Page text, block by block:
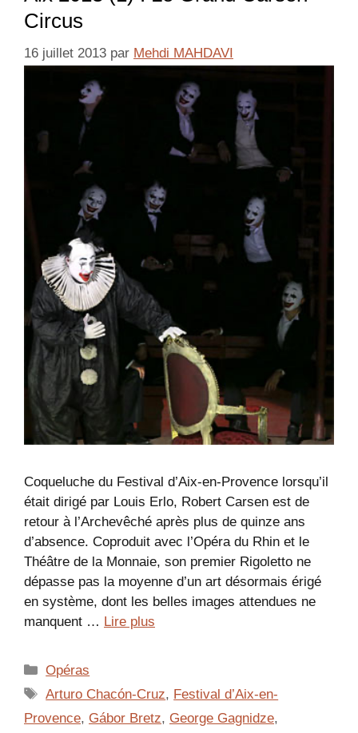
Circus
16 juillet 2013 par Mehdi MAHDAVI
Coqueluche du Festival d’Aix-en-Provence lorsqu’il
était dirigé par Louis Erlo, Robert Carsen est de
retour à l’Archevêché après plus de quinze ans
d’absence. Coproduit avec l’Opéra du Rhin et le
Théâtre de la Monnaie, son premier Rigoletto ne
dépasse pas la moyenne d’un art désormais érigé
en système, dont les belles images attendues ne
manquent … Lire plus
Catégories
Opéras
Étiquettes
Arturo Chacón-Cruz, Festival d’Aix-en-
Provence, Gábor Bretz, George Gagnidze,